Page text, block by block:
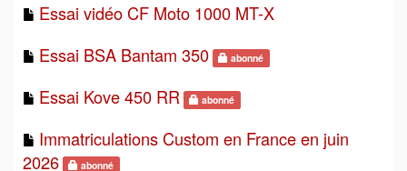
Essai vidéo CF Moto 1000 MT-X
Essai BSA Bantam 350
abonné
Essai Kove 450 RR abonné
Immatriculations Custom en France en juin
2026
abonné